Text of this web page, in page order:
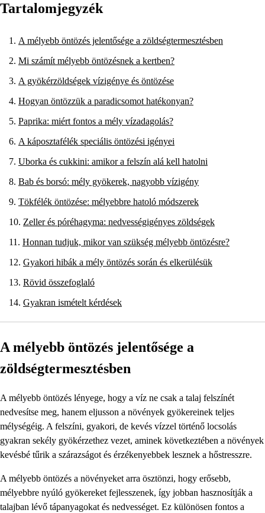
Tartalomjegyzék
A mélyebb öntözés jelentősége a zöldségtermesztésben
Mi számít mélyebb öntözésnek a kertben?
A gyökérzöldségek vízigénye és öntözése
Hogyan öntözzük a paradicsomot hatékonyan?
Paprika: miért fontos a mély vízadagolás?
A káposztafélék speciális öntözési igényei
Uborka és cukkini: amikor a felszín alá kell hatolni
Bab és borsó: mély gyökerek, nagyobb vízigény
Tökfélék öntözése: mélyebbre hatoló módszerek
Zeller és póréhagyma: nedvességigényes zöldségek
Honnan tudjuk, mikor van szükség mélyebb öntözésre?
Gyakori hibák a mély öntözés során és elkerülésük
Rövid összefoglaló
Gyakran ismételt kérdések
A mélyebb öntözés jelentősége a
zöldségtermesztésben
A mélyebb öntözés lényege, hogy a víz ne csak a talaj felszínét
nedvesítse meg, hanem eljusson a növények gyökereinek teljes
mélységéig. A felszíni, gyakori, de kevés vízzel történő locsolás
gyakran sekély gyökérzethez vezet, aminek következtében a növények
kevésbé tűrik a szárazságot és érzékenyebbek lesznek a hőstresszre.
A mélyebb öntözés a növényeket arra ösztönzi, hogy erősebb,
mélyebbre nyúló gyökereket fejlesszenek, így jobban hasznosítják a
talajban lévő tápanyagokat és nedvességet. Ez különösen fontos a